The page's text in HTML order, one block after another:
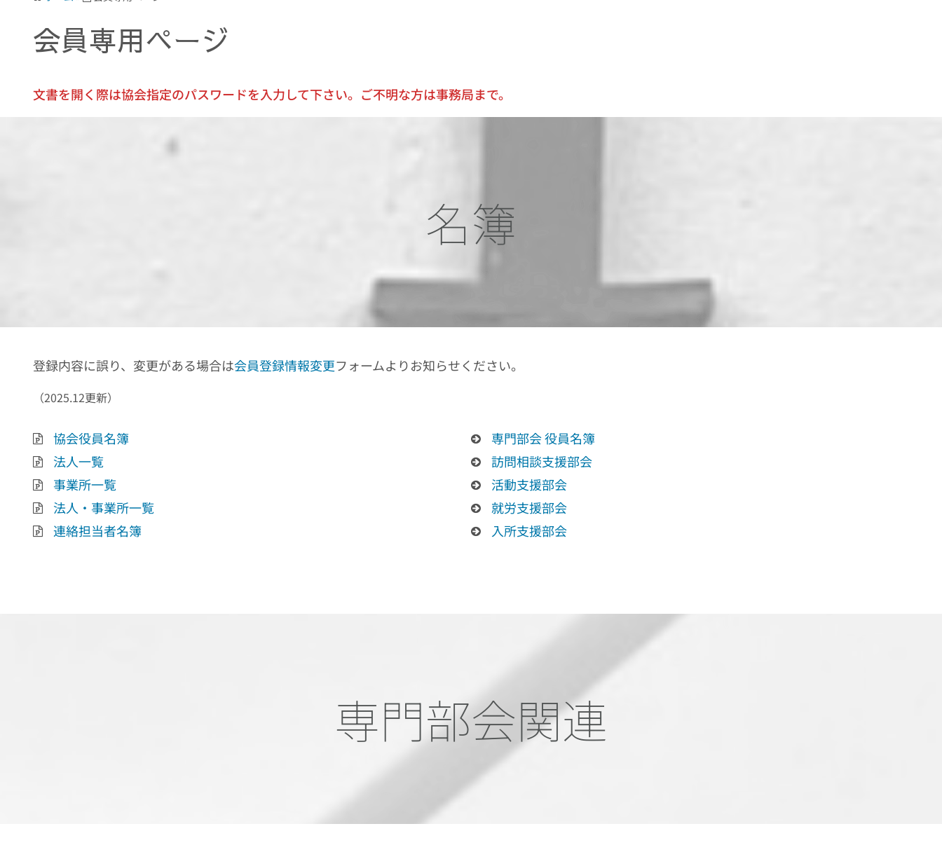
会員専用ページ
文書を開く際は協会指定のパスワードを入力して下さい。ご不明な方は事務局まで。
名簿
登録内容に誤り、変更がある場合は会員登録情報変更フォームよりお知らせください。
（2025.12更新）
協会役員名簿
法人一覧
事業所一覧
法人・事業所一覧
専門部会 役員名簿
訪問相談支援部会
活動支援部会
就労支援部会
連絡担当者名簿
入所支援部会
専門部会関連